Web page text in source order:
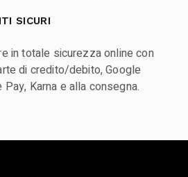
SICURI
in totale sicurezza online con
di credito/debito, Google
Pay, Karna e alla consegna.